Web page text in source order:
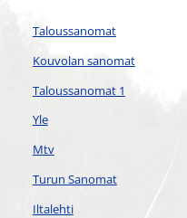
Taloussanomat
Kouvolan sanomat
Taloussanomat 1
Yle
Mtv
Turun Sanomat
Iltalehti